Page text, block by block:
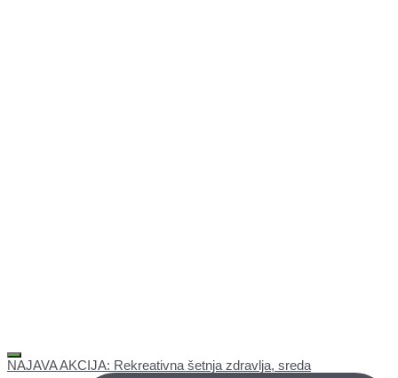
NAJAVA AKCIJA: Rekreativna šetnja zdravlja, sreda